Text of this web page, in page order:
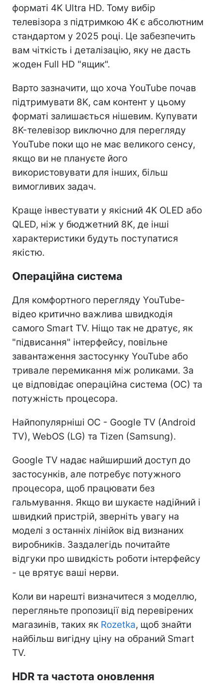
форматі 4K Ultra HD. Тому вибір
телевізора з підтримкою 4K є абсолютним
стандартом у 2025 році. Це забезпечить
вам чіткість і деталізацію, яку не дасть
жоден Full HD "ящик".
Варто зазначити, що хоча YouTube почав
підтримувати 8K, сам контент у цьому
форматі залишається нішевим. Купувати
8K-телевізор виключно для перегляду
YouTube поки що не має великого сенсу,
якщо ви не плануєте його
використовувати для інших, більш
вимогливих задач.
Краще інвестувати у якісний 4K OLED або
QLED, ніж у бюджетний 8K, де інші
характеристики будуть поступатися
якістю.
Операційна система
Для комфортного перегляду YouTube-
відео критично важлива швидкодія
самого Smart TV. Ніщо так не дратує, як
"підвисання" інтерфейсу, повільне
завантаження застосунку YouTube або
тривале перемикання між роликами. За
це відповідає операційна система (ОС) та
потужність процесора.
Найпопулярніші ОС - Google TV (Android
TV), WebOS (LG) та Tizen (Samsung).
Google TV надає найширший доступ до
застосунків, але потребує потужного
процесора, щоб працювати без
гальмування. Якщо ви шукаєте надійний і
швидкий пристрій, зверніть увагу на
моделі з останніх лінійок від визнаних
виробників. Заздалегідь почитайте
відгуки про швидкість роботи інтерфейсу
- це врятує ваші нерви.
Коли ви нарешті визначитеся з моделлю,
перегляньте пропозиції від перевірених
магазинів, таких як Rozetka, щоб знайти
найбільш вигідну ціну на обраний Smart
TV.
HDR та частота оновлення